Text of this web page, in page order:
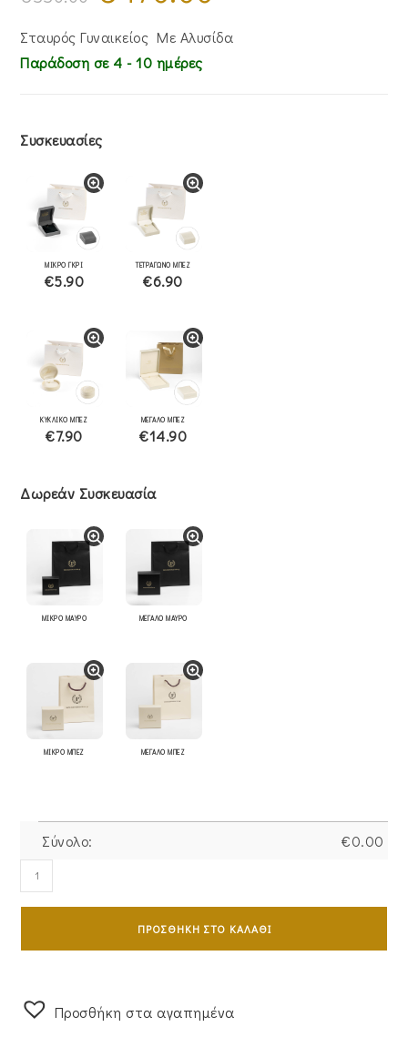
was:
€470.00.
Σταυρός Γυναικείος Με Αλυσίδα
Παράδοση σε 4 - 10 ημέρες
Συσκευασίες
ΜΙΚΡΟ ΓΚΡΙ
€5.90
ΤΕΤΡΑΓΩΝΟ ΜΠΕΖ
€6.90
ΚΥΚΛΙΚΟ ΜΠΕΖ
€7.90
ΜΕΓΑΛΟ ΜΠΕΖ
€14.90
Δωρεάν Συσκευασία
ΜΙΚΡΟ ΜΑΥΡΟ ΜΕΓΑΛΟ ΜΑΥΡΟ
ΜΙΚΡΟ ΜΠΕΖ ΜΕΓΑΛΟ ΜΠΕΖ
Σύνολο: €0.00
Σταυρός
Γυναικείος
14Καρατίων
ΠΡΟΣΘΉΚΗ ΣΤΟ ΚΑΛΆΘΙ
Προσθήκη στα αγαπημένα